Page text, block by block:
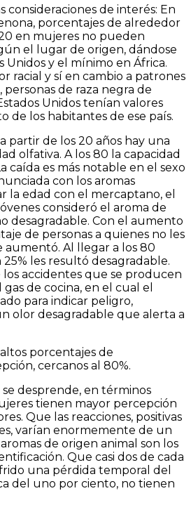
consideraciones de interés: En
porcentajes de alrededor
en mujeres no pueden
el lugar de origen, dándose
Unidos y el mínimo en África.
racial y sí en cambio a patrones
de raza negra de
Unidos tenían valores
de los habitantes de ese país.
partir de los 20 años hay una
olfativa. A los 80 la capacidad
caída es más notable en el sexo
con los aromas
la edad con el mercaptano, el
consideró el aroma de
desagradable. Con el aumento
de personas a quienes no les
aumentó. Al llegar a los 80
les resultó desagradable.
accidentes que se producen
de cocina, en el cual el
para indicar peligro,
olor desagradable que alerta a
porcentajes de
cercanos al 80%.
desprende, en términos
tienen mayor percepción
Que las reacciones, positivas
varían enormemente de un
de origen animal son los
Que casi dos de cada
una pérdida temporal del
del uno por ciento, no tienen